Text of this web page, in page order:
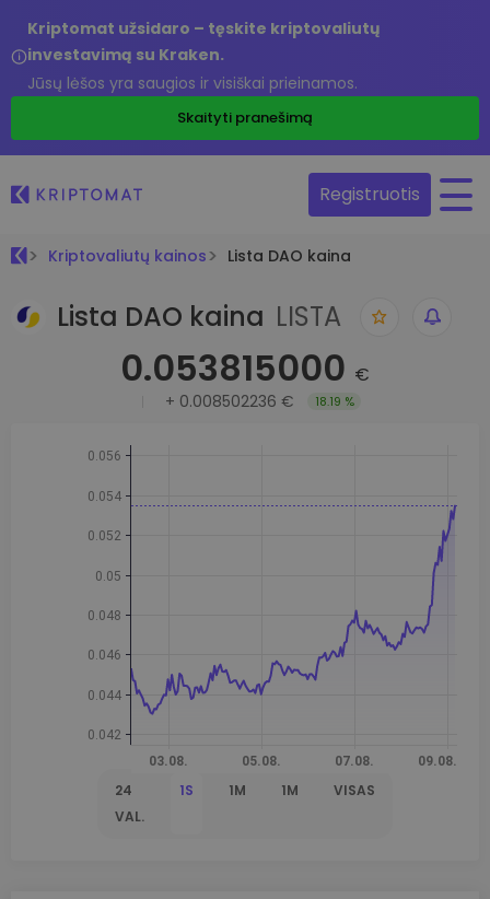
Kriptomat užsidaro – tęskite kriptovaliutų
investavimą su Kraken.
Jūsų lėšos yra saugios ir visiškai prieinamos.
Skaityti pranešimą
Registruotis
Kriptovaliutų kainos Lista DAO kaina
Lista DAO kaina LISTA
0.053815000 €
+ 0.008502236 € 18.19 %
24
VAL.
1S 1M 1M VISAS